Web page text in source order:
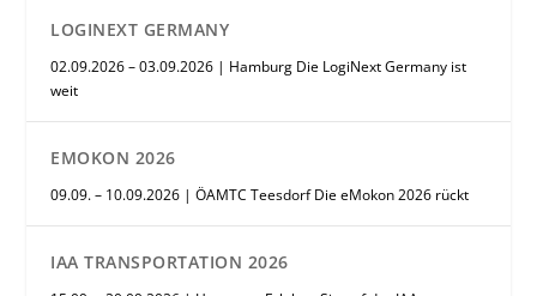
LOGINEXT GERMANY
02.09.2026 – 03.09.2026 | Hamburg Die LogiNext Germany ist
weit
EMOKON 2026
09.09. – 10.09.2026 | ÖAMTC Teesdorf Die eMokon 2026 rückt
IAA TRANSPORTATION 2026